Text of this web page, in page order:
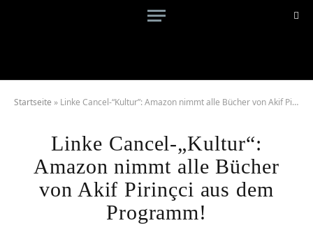
Startseite » Linke Cancel-“Kultur”: Amazon nimmt alle Bücher von Akif Pirinçci aus dem Programm!
Linke Cancel-„Kultur“:
Amazon nimmt alle Bücher
von Akif Pirinçci aus dem
Programm!